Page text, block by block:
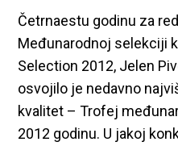
Četrnaestu godinu za
Međunarodnoj selekciji
Selection 2012, Jelen
osvojilo je nedavno
kvalitet – Trofej
2012 godinu. U jakoj